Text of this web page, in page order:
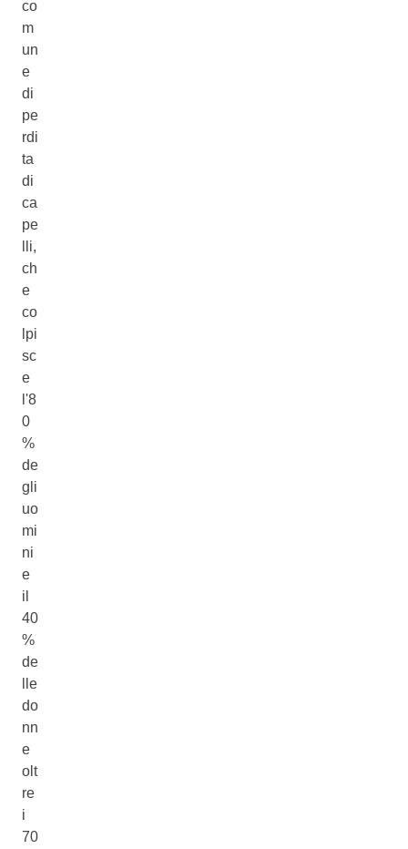
co
m
un
e
di
pe
rdi
ta
di
ca
pe
lli,
ch
e
co
lpi
sc
e
l'8
0
%
de
gli
uo
mi
ni
e
il
40
%
de
lle
do
nn
e
olt
re
i
70